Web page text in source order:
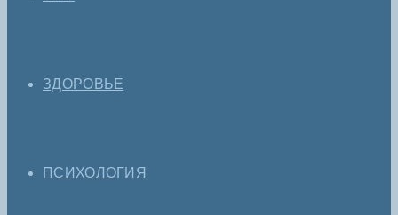
ЗДОРОВЬЕ
ПСИХОЛОГИЯ